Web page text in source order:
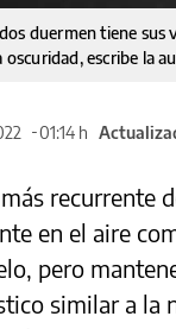
duermen tiene sus
oscuridad, escribe la
01:14 h
recurrente
en el aire
pero
similar a la